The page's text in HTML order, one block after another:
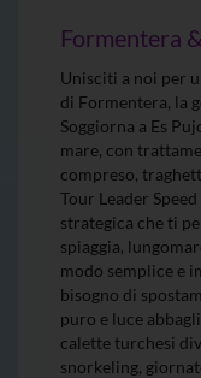
Formentera
Unisciti a noi per
di Formentera, la
Soggiorna a Es
mare, con
compreso,
Tour Leader
strategica che ti
spiaggia,
modo semplice e
bisogno di
puro e luce
calette turchesi
snorkeling,